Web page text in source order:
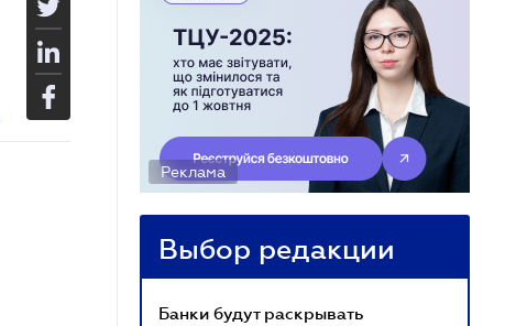
Реклама
Выбор редакции
Банки будут раскрывать